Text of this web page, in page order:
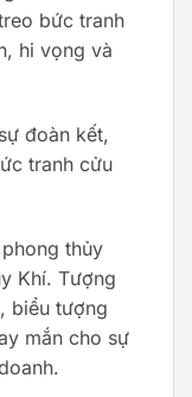
bức tranh
hi vọng và
đoàn kết,
tranh cửu
thủy
Khí. Tượng
biểu tượng
mắn cho sự